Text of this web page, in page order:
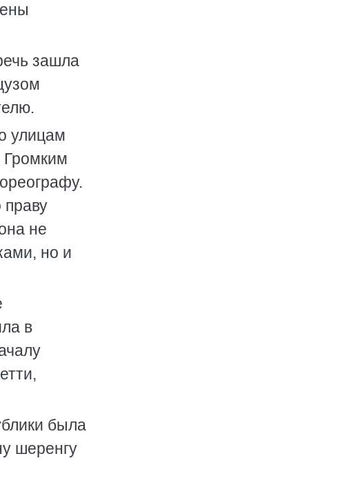
зашла
улицам
Громким
не
но и
в
была
шеренгу